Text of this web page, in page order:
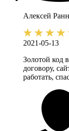
Алексей
2021-05-13
Золотой код
договору,
работать,